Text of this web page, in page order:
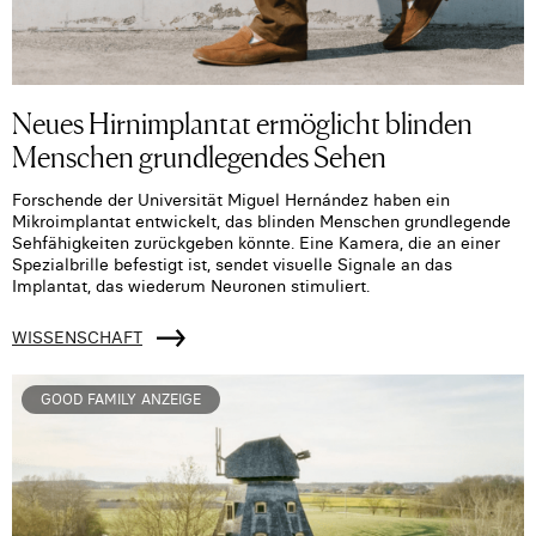
Neues Hirnimplantat ermöglicht blinden
Menschen grundlegendes Sehen
Forschende der Universität Miguel Hernández haben ein
Mikroimplantat entwickelt, das blinden Menschen grundlegende
Sehfähigkeiten zurückgeben könnte. Eine Kamera, die an einer
Spezialbrille befestigt ist, sendet visuelle Signale an das
Implantat, das wiederum Neuronen stimuliert.
WISSENSCHAFT
GOOD FAMILY ANZEIGE